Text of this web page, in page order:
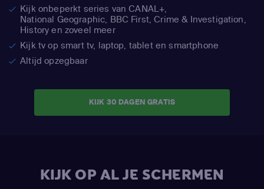
Kijk onbeperkt series van CANAL+,
National Geographic, BBC First, Crime & Investigation,
History en zoveel meer
Kijk tv op smart tv, laptop, tablet en smartphone
Altijd opzegbaar
KIJK 30 DAGEN GRATIS
KIJK OP AL JE SCHERMEN